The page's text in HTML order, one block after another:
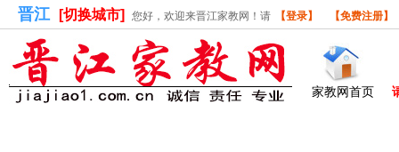
晋江 [切换城市] 您好，欢迎来晋江家教网！请 【登录】 【免费注册】
家教网首页